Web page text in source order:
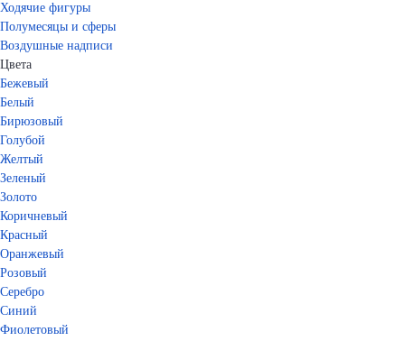
Ходячие фигуры
Полумесяцы и сферы
Воздушные надписи
Цвета
Бежевый
Белый
Бирюзовый
Голубой
Желтый
Зеленый
Золото
Коричневый
Красный
Оранжевый
Розовый
Серебро
Синий
Фиолетовый